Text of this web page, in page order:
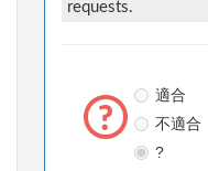
requests.
適合
不適合
?